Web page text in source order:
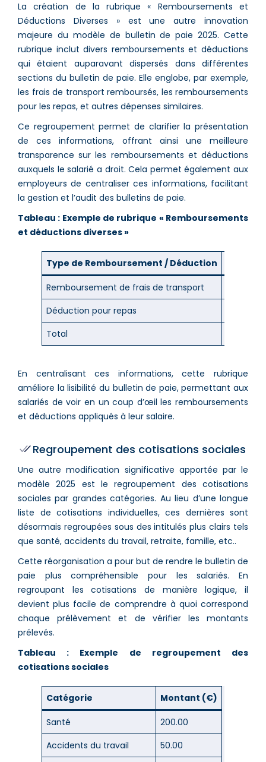
La création de la rubrique « Remboursements et
Déductions Diverses » est une autre innovation
majeure du modèle de bulletin de paie 2025. Cette
rubrique inclut divers remboursements et déductions
qui étaient auparavant dispersés dans différentes
sections du bulletin de paie. Elle englobe, par exemple,
les frais de transport remboursés, les remboursements
pour les repas, et autres dépenses similaires​​.
Ce regroupement permet de clarifier la présentation
de ces informations, offrant ainsi une meilleure
transparence sur les remboursements et déductions
auxquels le salarié a droit. Cela permet également aux
employeurs de centraliser ces informations, facilitant
la gestion et l’audit des bulletins de paie.
Tableau : Exemple de rubrique « Remboursements
et déductions diverses »
Type de Remboursement / Déduction
Remboursement de frais de transport
Déduction pour repas
Total
En centralisant ces informations, cette rubrique
améliore la lisibilité du bulletin de paie, permettant aux
salariés de voir en un coup d’œil les remboursements
et déductions appliqués à leur salaire​.
Regroupement des cotisations sociales
Une autre modification significative apportée par le
modèle 2025 est le regroupement des cotisations
sociales par grandes catégories. Au lieu d’une longue
liste de cotisations individuelles, ces dernières sont
désormais regroupées sous des intitulés plus clairs tels
que santé, accidents du travail, retraite, famille, etc.​.
Cette réorganisation a pour but de rendre le bulletin de
paie plus compréhensible pour les salariés. En
regroupant les cotisations de manière logique, il
devient plus facile de comprendre à quoi correspond
chaque prélèvement et de vérifier les montants
prélevés.
Tableau : Exemple de regroupement des
cotisations sociales
Catégorie Montant (€)
Santé
200.00
Accidents du travail
50.00